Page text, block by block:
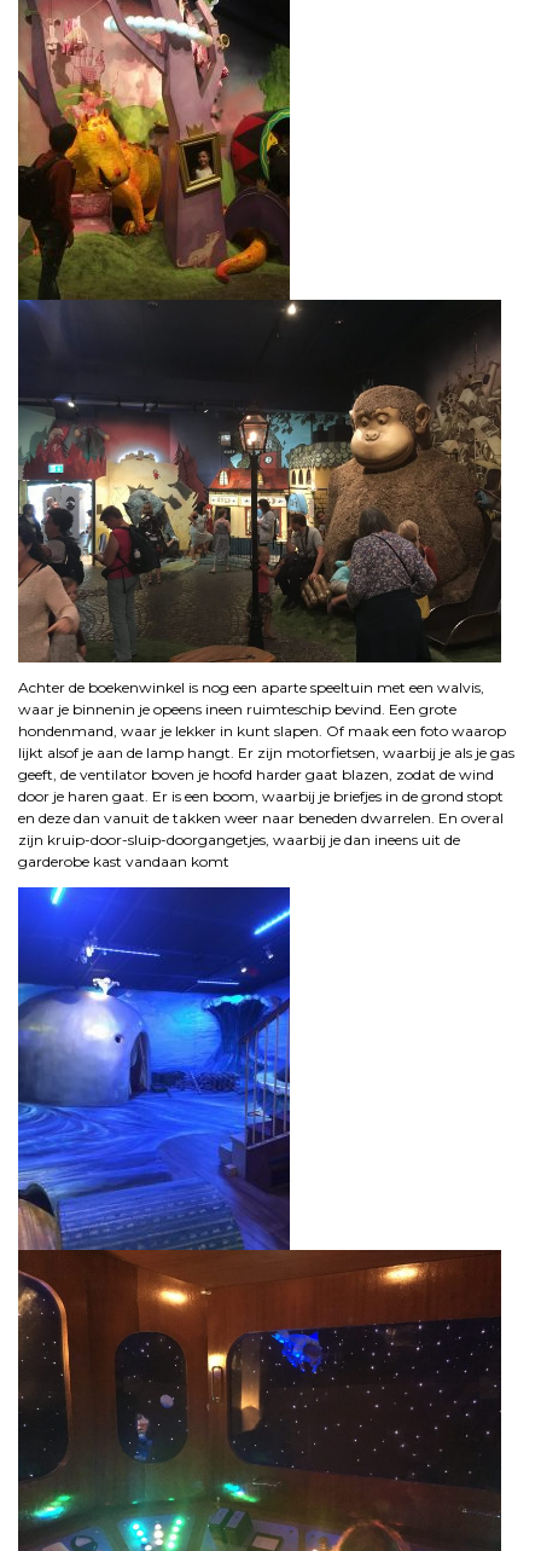
Achter de boekenwinkel is nog een aparte speeltuin met een walvis,
waar je binnenin je opeens ineen ruimteschip bevind. Een grote
hondenmand, waar je lekker in kunt slapen. Of maak een foto waarop
lijkt alsof je aan de lamp hangt. Er zijn motorfietsen, waarbij je als je gas
geeft, de ventilator boven je hoofd harder gaat blazen, zodat de wind
door je haren gaat. Er is een boom, waarbij je briefjes in de grond stopt
en deze dan vanuit de takken weer naar beneden dwarrelen. En overal
zijn kruip-door-sluip-doorgangetjes, waarbij je dan ineens uit de
garderobe kast vandaan komt